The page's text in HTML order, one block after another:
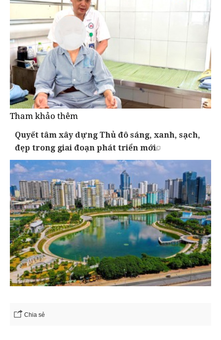
Tham khảo thêm
Quyết tâm xây dựng Thủ đô sáng, xanh, sạch,
đẹp trong giai đoạn phát triển mới
Chia sẻ